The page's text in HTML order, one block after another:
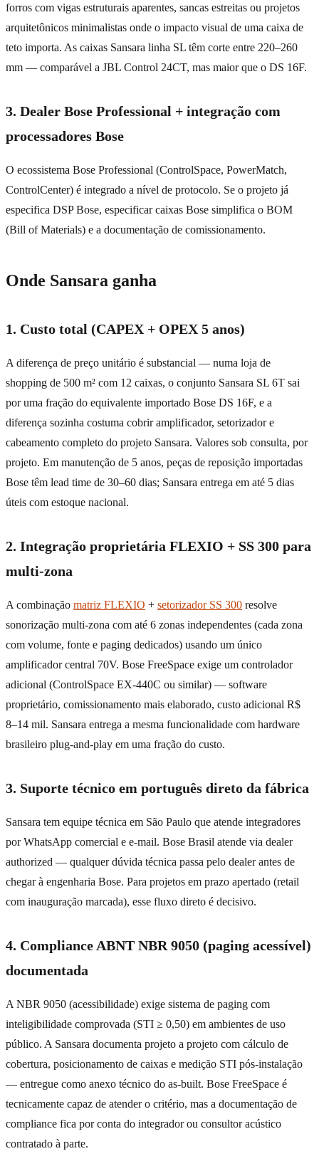
forros com vigas estruturais aparentes, sancas estreitas ou projetos
arquitetônicos minimalistas onde o impacto visual de uma caixa de
teto importa. As caixas Sansara linha SL têm corte entre 220–260
mm — comparável a JBL Control 24CT, mas maior que o DS 16F.
3. Dealer Bose Professional + integração com
processadores Bose
O ecossistema Bose Professional (ControlSpace, PowerMatch,
ControlCenter) é integrado a nível de protocolo. Se o projeto já
especifica DSP Bose, especificar caixas Bose simplifica o BOM
(Bill of Materials) e a documentação de comissionamento.
Onde Sansara ganha
1. Custo total (CAPEX + OPEX 5 anos)
A diferença de preço unitário é substancial — numa loja de
shopping de 500 m² com 12 caixas, o conjunto Sansara SL 6T sai
por uma fração do equivalente importado Bose DS 16F, e a
diferença sozinha costuma cobrir amplificador, setorizador e
cabeamento completo do projeto Sansara. Valores sob consulta, por
projeto. Em manutenção de 5 anos, peças de reposição importadas
Bose têm lead time de 30–60 dias; Sansara entrega em até 5 dias
úteis com estoque nacional.
2. Integração proprietária FLEXIO + SS 300 para
multi-zona
A combinação matriz FLEXIO + setorizador SS 300 resolve
sonorização multi-zona com até 6 zonas independentes (cada zona
com volume, fonte e paging dedicados) usando um único
amplificador central 70V. Bose FreeSpace exige um controlador
adicional (ControlSpace EX-440C ou similar) — software
proprietário, comissionamento mais elaborado, custo adicional R$
8–14 mil. Sansara entrega a mesma funcionalidade com hardware
brasileiro plug-and-play em uma fração do custo.
3. Suporte técnico em português direto da fábrica
Sansara tem equipe técnica em São Paulo que atende integradores
por WhatsApp comercial e e-mail. Bose Brasil atende via dealer
authorized — qualquer dúvida técnica passa pelo dealer antes de
chegar à engenharia Bose. Para projetos em prazo apertado (retail
com inauguração marcada), esse fluxo direto é decisivo.
4. Compliance ABNT NBR 9050 (paging acessível)
documentada
A NBR 9050 (acessibilidade) exige sistema de paging com
inteligibilidade comprovada (STI ≥ 0,50) em ambientes de uso
público. A Sansara documenta projeto a projeto com cálculo de
cobertura, posicionamento de caixas e medição STI pós-instalação
— entregue como anexo técnico do as-built. Bose FreeSpace é
tecnicamente capaz de atender o critério, mas a documentação de
compliance fica por conta do integrador ou consultor acústico
contratado à parte.